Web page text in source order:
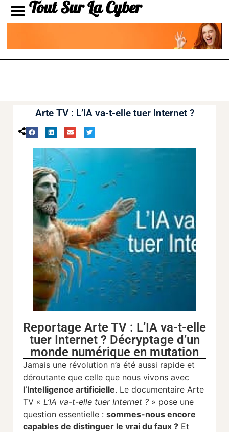
Tout Sur La Cyber
Arte TV : L’IA va-t-elle tuer Internet ?
Reportage Arte TV : L’IA va-t-elle
tuer Internet ? Décryptage d’un
monde numérique en mutation
Jamais une révolution n’a été aussi rapide et
déroutante que celle que nous vivons avec
l’Intelligence artificielle. Le documentaire Arte
TV « L’IA va-t-elle tuer Internet ? » pose une
question essentielle : sommes-nous encore
capables de distinguer le vrai du faux ? Et